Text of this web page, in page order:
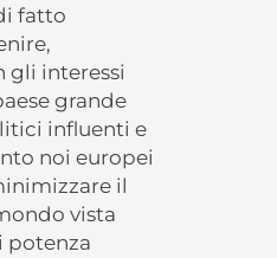
fatto
gli interessi
grande
influenti e
noi europei
il
vista
potenza